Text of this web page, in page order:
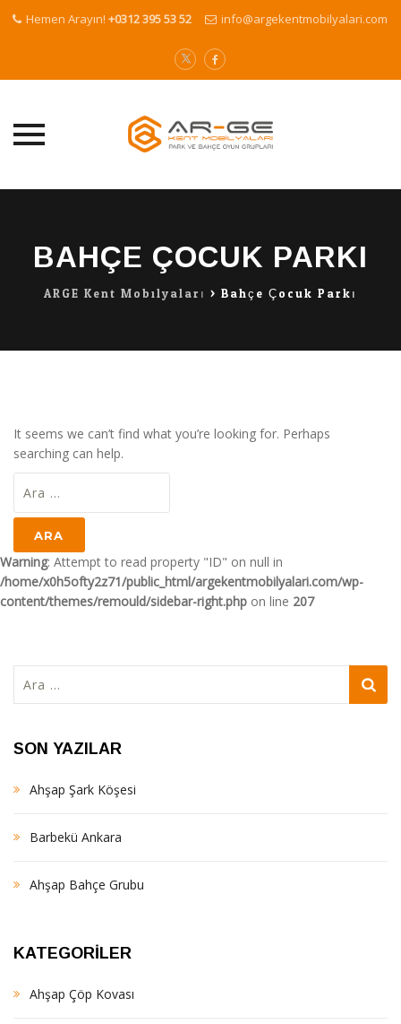
Hemen Arayın! +0312 395 53 52 info@argekentmobilyalari.com
BAHÇE ÇOCUK PARKI
ARGE Kent Mobilyaları > Bahçe Çocuk Parkı
It seems we can’t find what you’re looking for. Perhaps
searching can help.
Warning: Attempt to read property "ID" on null in
/home/x0h5ofty2z71/public_html/argekentmobilyalari.com/wp-
content/themes/remould/sidebar-right.php on line 207
SON YAZILAR
Ahşap Şark Köşesi
Barbekü Ankara
Ahşap Bahçe Grubu
KATEGORILER
Ahşap Çöp Kovası